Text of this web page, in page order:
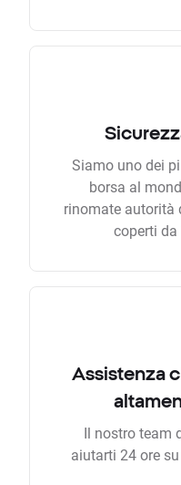
Siamo uno dei
borsa al
rinomate autorità
coperti
Assistenza
Il nostro team
aiutarti 24 ore